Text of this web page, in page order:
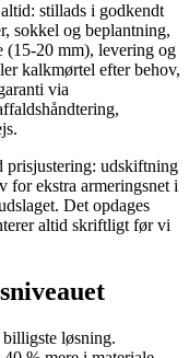
stillads i godkendt
sokkel og beplantning,
(15-20 mm), levering og
kalkmørtel efter behov,
via
prisjustering: udskiftning
for ekstra armeringsnet i
Det opdages
altid skriftligt før vi
løsning.